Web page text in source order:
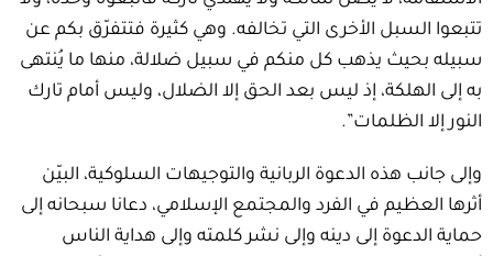
تتبعوا السبل الأخرى التي تخالفه. وهي كثيرة فتتفرّق بكم عن
سبيله بحيث يذهب كل منكم في سبيل ضلالة، منها ما يُنتهى
به إلى الهلكة، إذ ليس بعد الحق إلا الضلال، وليس أمام تارك
النور إلا الظلمات”.
وإلى جانب هذه الدعوة الربانية والتوجيهات السلوكية، البيّن
أثرها العظيم في الفرد والمجتمع الإسلامي، دعانا سبحانه إلى
حماية الدعوة إلى دينه وإلى نشر كلمته وإلى هداية الناس